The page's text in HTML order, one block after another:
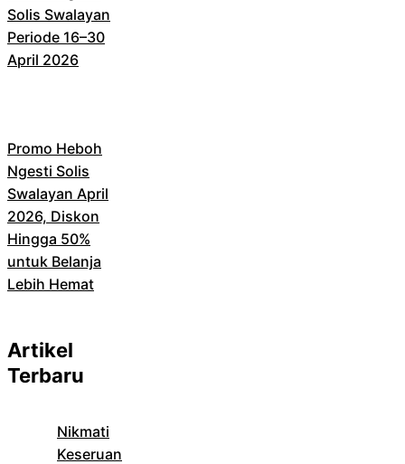
Solis Swalayan
Periode 16–30
April 2026
Promo Heboh
Ngesti Solis
Swalayan April
2026, Diskon
Hingga 50%
untuk Belanja
Lebih Hemat
Artikel
Terbaru
Nikmati
Keseruan